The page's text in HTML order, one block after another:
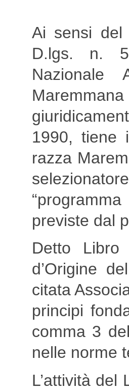
Ai sensi del
D.lgs. n.
1990, tiene
razza
previste dal
Detto Libro
d’Origine
citata
principi
comma 3
nelle norme
L’attività